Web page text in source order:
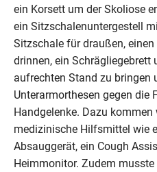
ein Korsett um der Skoliose
ein Sitzschalenuntergestell
Sitzschale für draußen,
drinnen, ein Schrägliegebrett
aufrechten Stand zu bringen
Unterarmorthesen gegen die
Handgelenke. Dazu kommen
medizinische Hilfsmittel wie
Absauggerät, ein Cough
Heimmonitor. Zudem